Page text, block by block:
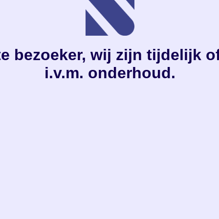
bezoeker, wij zijn tijdelijk
i.v.m. onderhoud.